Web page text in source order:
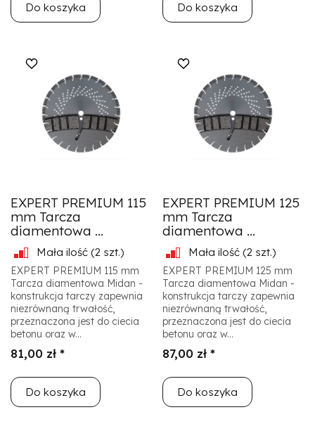
Do koszyka Do koszyka
EXPERT PREMIUM 115
mm Tarcza
diamentowa ...
Mała ilość (2 szt.)
EXPERT PREMIUM 115 mm
Tarcza diamentowa Midan -
konstrukcja tarczy zapewnia
niezrównaną trwałość,
przeznaczona jest do ciecia
betonu oraz w...
81,00 zł *
Do koszyka
EXPERT PREMIUM 125
mm Tarcza
diamentowa ...
Mała ilość (2 szt.)
EXPERT PREMIUM 125 mm
Tarcza diamentowa Midan -
konstrukcja tarczy zapewnia
niezrównaną trwałość,
przeznaczona jest do ciecia
betonu oraz w...
87,00 zł *
Do koszyka